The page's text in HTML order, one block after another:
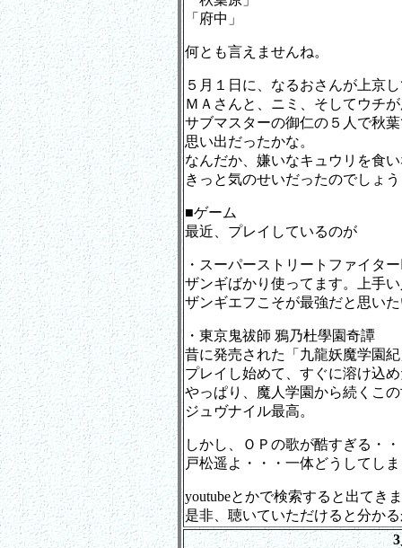
「府中」
何とも言えませんね。
５月１日に、なるおさんが上京
ＭＡさんと、ニミ、そしてウチ
サブマスターの御仁の５人で秋
思い出だったかな。
なんだか、嫌いなキュウリを食
きっと気のせいだったのでしょ
■ゲーム
最近、プレイしているのが
・スーパーストリートファイタ
ザンギばかり使ってます。上手
ザンギエフこそが最強だと思い
・東京鬼祓師 鴉乃杜學園奇譚
昔に発売された「九龍妖魔学園
プレイし始めて、すぐに溶け込
やっぱり、魔人学園から続くこ
ジュヴナイル最高。
しかし、ＯＰの歌が酷すぎる・
戸松遥よ・・・一体どうしてし
youtubeとかで検索すると出てき
是非、聴いていただけると分か